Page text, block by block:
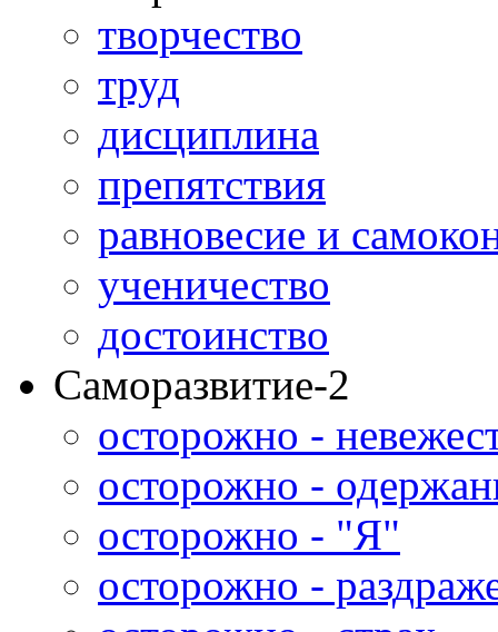
творчество
труд
дисциплина
препятствия
равновесие и
ученичество
достоинство
Саморазвитие-2
осторожно -
осторожно -
осторожно - "Я"
осторожно -